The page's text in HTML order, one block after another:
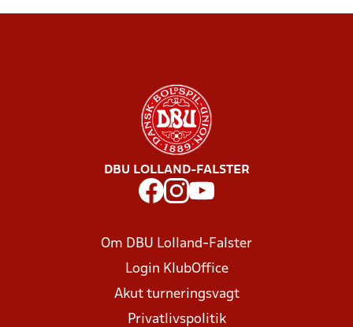
DBU LOLLAND-FALSTER
Om DBU Lolland-Falster
Login KlubOffice
Akut turneringsvagt
Privatlivspolitik